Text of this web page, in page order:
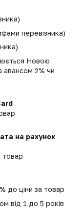
перевізника)
Новою
авансом 2% чи
на рахунок
товар
до ціни за товар
від 1 до 5 років